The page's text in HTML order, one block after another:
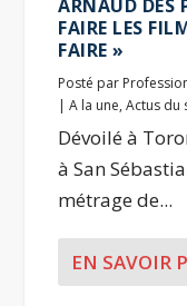
ARNAUD DES
FAIRE LES
FAIRE »
Posté par
|A la une,Actus du
Dévoilé à
à San
métrage de...
EN SAVOIR